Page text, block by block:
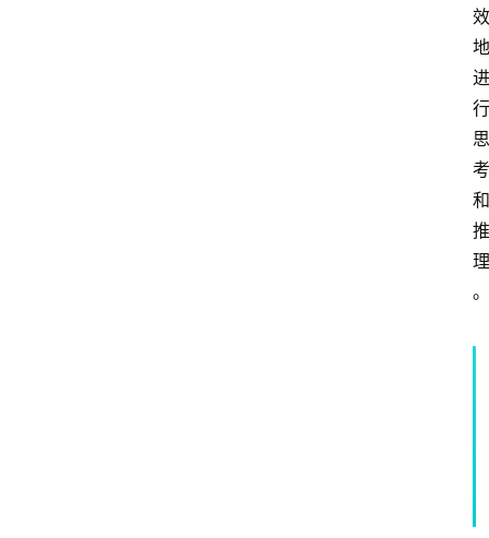
效
地
进
行
思
考
和
推
理
。